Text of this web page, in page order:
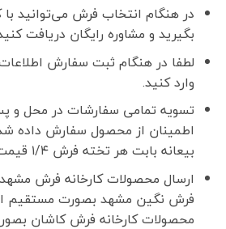
در هنگام انتخاب فرش می‌توانید
بگیرید و مشاوره رایگان دریافت
لطفا در هنگام ثبت سفارش
وارد کنید.
تسویه تمامی سفارشات در محل و
اطمینان از محصول سفارش داده
بیعانه بابت هر تخته فرش ۱/۴ قیمت آن است.
ارسال محصولات کارخانه فرش
فرش نگین مشهد بصورت مستقیم از
محصولات کارخانه فرش کاشان